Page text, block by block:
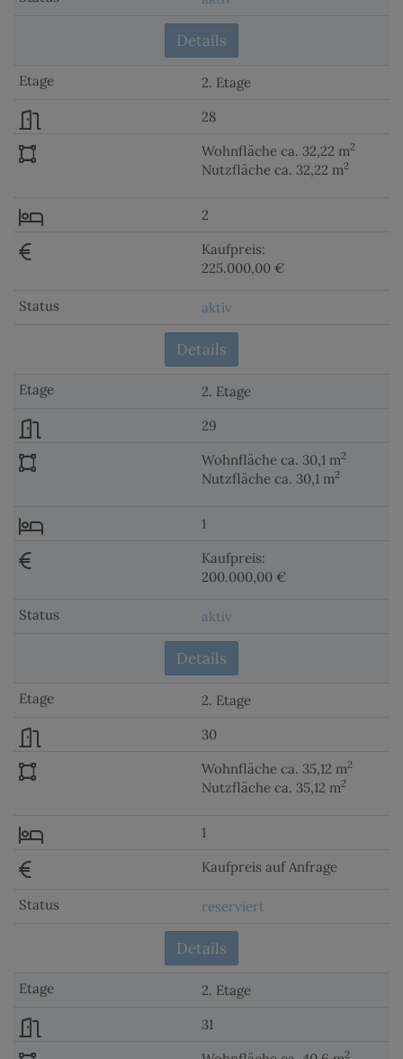
Details
2. Etage
28
Wohnfläche ca. 32,22 m2
Nutzfläche ca. 32,22 m2
2
Kaufpreis:
225.000,00 €
aktiv
Details
2. Etage
29
Wohnfläche ca. 30,1 m2
Nutzfläche ca. 30,1 m2
1
Kaufpreis:
200.000,00 €
aktiv
Details
2. Etage
30
Wohnfläche ca. 35,12 m2
Nutzfläche ca. 35,12 m2
1
Kaufpreis auf Anfrage
reserviert
Details
2. Etage
31
2